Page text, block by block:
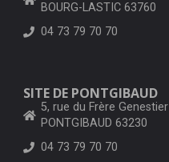
BOURG-LASTIC 63760
04 73 79 70 70
SITE DE PONTGIBAUD
5, rue du Frère Genestier
PONTGIBAUD 63230
04 73 79 70 70